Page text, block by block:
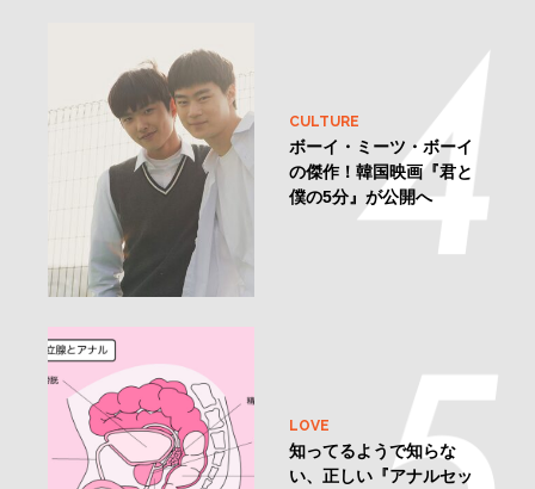
CULTURE
ボーイ・ミーツ・ボーイ
の傑作！韓国映画『君と
僕の5分』が公開へ
LOVE
知ってるようで知らな
い、正しい『アナルセッ